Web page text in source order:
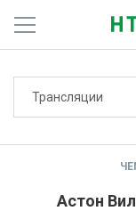
Трансляции
Астон